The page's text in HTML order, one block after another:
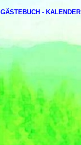
GÄSTEBUCH - KALENDER